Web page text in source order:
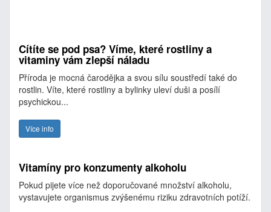
Cítíte se pod psa? Víme, které rostliny a
vitaminy vám zlepší náladu
Příroda je mocná čarodějka a svou sílu soustředí také do
rostlin. Víte, které rostliny a bylinky uleví duši a posílí
psychickou...
Více info
Vitamíny pro konzumenty alkoholu
Pokud pijete více než doporučované množství alkoholu,
vystavujete organismus zvýšenému riziku zdravotních potíží.